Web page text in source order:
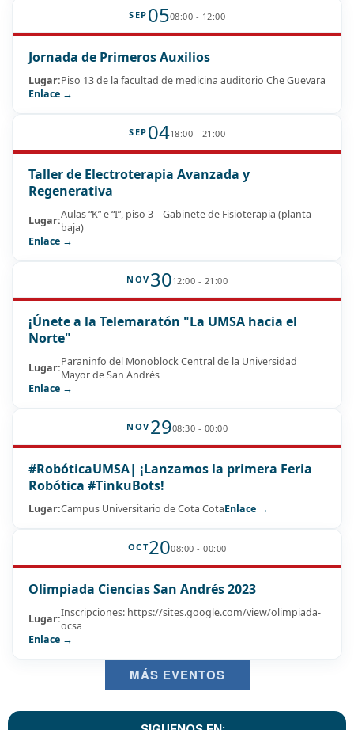
SEP 0508:00 - 12:00
Jornada de Primeros Auxilios
Lugar:Piso 13 de la facultad de medicina auditorio Che Guevara
Enlace →
SEP 0418:00 - 21:00
Taller de Electroterapia Avanzada y
Regenerativa
Lugar:Aulas “K” e “I”, piso 3 – Gabinete de Fisioterapia (planta
baja)
Enlace →
NOV 3012:00 - 21:00
¡Únete a la Telemaratón "La UMSA hacia el
Norte"
Lugar:Paraninfo del Monoblock Central de la Universidad
Mayor de San Andrés
Enlace →
NOV 2908:30 - 00:00
#RobóticaUMSA| ¡Lanzamos la primera Feria
Robótica #TinkuBots!
Lugar:Campus Universitario de Cota CotaEnlace →
OCT2008:00 - 00:00
Olimpiada Ciencias San Andrés 2023
Lugar:Inscripciones: https://sites.google.com/view/olimpiada-
ocsa
Enlace →
MÁS EVENTOS